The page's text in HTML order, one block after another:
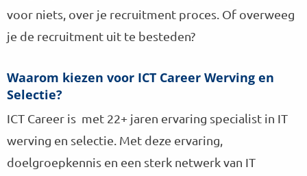
voor niets, over je recruitment proces. Of overweeg
je de recruitment uit te besteden?
Waarom kiezen voor ICT Career Werving en
Selectie?
ICT Career is met 22+ jaren ervaring specialist in IT
werving en selectie. Met deze ervaring,
doelgroepkennis en een sterk netwerk van IT